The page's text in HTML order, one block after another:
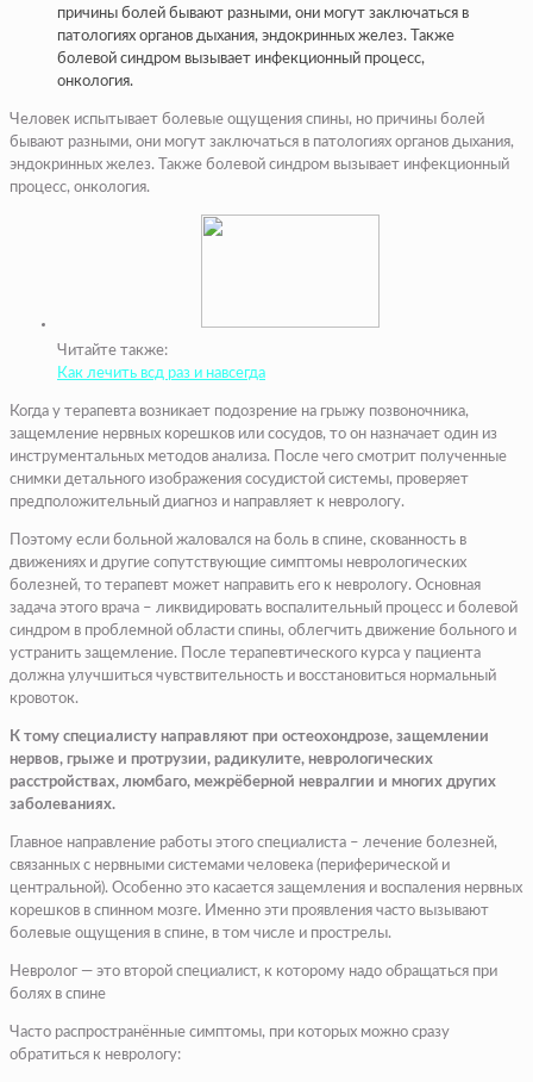
причины болей бывают разными, они могут заключаться в
патологиях органов дыхания, эндокринных желез. Также
болевой синдром вызывает инфекционный процесс,
онкология.
Человек испытывает болевые ощущения спины, но причины болей
бывают разными, они могут заключаться в патологиях органов дыхания,
эндокринных желез. Также болевой синдром вызывает инфекционный
процесс, онкология.
Читайте также:
Как лечить всд раз и навсегда
Когда у терапевта возникает подозрение на грыжу позвоночника,
защемление нервных корешков или сосудов, то он назначает один из
инструментальных методов анализа. После чего смотрит полученные
снимки детального изображения сосудистой системы, проверяет
предположительный диагноз и направляет к неврологу.
Поэтому если больной жаловался на боль в спине, скованность в
движениях и другие сопутствующие симптомы неврологических
болезней, то терапевт может направить его к неврологу. Основная
задача этого врача – ликвидировать воспалительный процесс и болевой
синдром в проблемной области спины, облегчить движение больного и
устранить защемление. После терапевтического курса у пациента
должна улучшиться чувствительность и восстановиться нормальный
кровоток.
К тому специалисту направляют при остеохондрозе, защемлении
нервов, грыже и протрузии, радикулите, неврологических
расстройствах, люмбаго, межрёберной невралгии и многих других
заболеваниях.
Главное направление работы этого специалиста – лечение болезней,
связанных с нервными системами человека (периферической и
центральной). Особенно это касается защемления и воспаления нервных
корешков в спинном мозге. Именно эти проявления часто вызывают
болевые ощущения в спине, в том числе и прострелы.
Невролог — это второй специалист, к которому надо обращаться при
болях в спине
Часто распространённые симптомы, при которых можно сразу
обратиться к неврологу: